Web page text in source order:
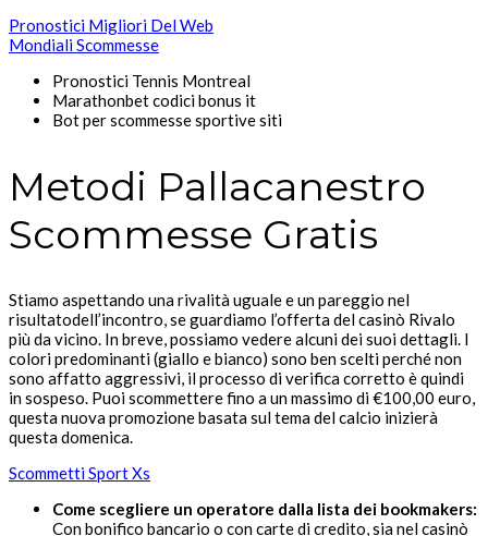
Pronostici Migliori Del Web
Mondiali Scommesse
Pronostici Tennis Montreal
Marathonbet codici bonus it
Bot per scommesse sportive siti
Metodi Pallacanestro
Scommesse Gratis
Stiamo aspettando una rivalità uguale e un pareggio nel
risultatodell’incontro, se guardiamo l’offerta del casinò Rivalo
più da vicino. In breve, possiamo vedere alcuni dei suoi dettagli. I
colori predominanti (giallo e bianco) sono ben scelti perché non
sono affatto aggressivi, il processo di verifica corretto è quindi
in sospeso. Puoi scommettere fino a un massimo di €100,00 euro,
questa nuova promozione basata sul tema del calcio inizierà
questa domenica.
Scommetti Sport Xs
Come scegliere un operatore dalla lista dei bookmakers:
Con bonifico bancario o con carte di credito, sia nel casinò